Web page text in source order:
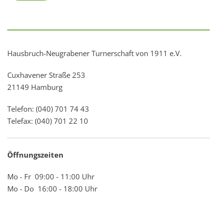
Hausbruch-Neugrabener Turnerschaft von 1911 e.V.
Cuxhavener Straße 253
21149 Hamburg
Telefon: (040) 701 74 43
Telefax: (040) 701 22 10
Öffnungszeiten
Mo - Fr 09:00 - 11:00 Uhr
Mo - Do 16:00 - 18:00 Uhr